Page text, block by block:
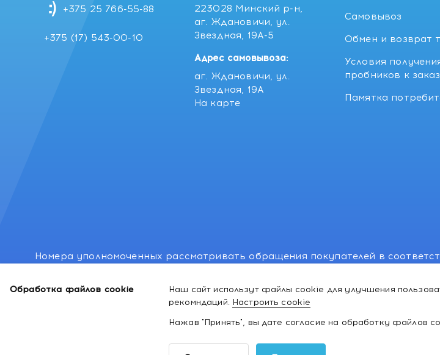
Обработка файлов cookie
Наш сайт использут файлы cookie для улучшения
рекомндаций. Настроить cookie
Нажав "Принять", вы дате согласие на обработку файлов
+375 25 766-55-88
+375 (17) 543-00-10
223028 Минский р-н,
аг. Ждановичи, ул.
Звездная, 19А-5
Адрес самовывоза:
аг. Ждановичи, ул.
Звездная, 19А
На карте
Самовывоз
Обмен и возврат
Условия
пробников к
Памятка
Номера уполномоченных рассматривать обращения покупателей в
Номер и адрес электронной почты лица, уполномоченного рассматривать
законодательством о защите прав потребителей:766-55-88 (для всех